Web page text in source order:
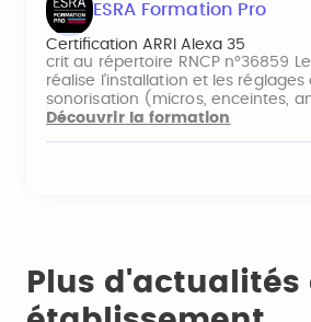
ESRA Formation Pro
Certification ARRI Alexa 35
crit au répertoire RNCP n°36859
réalise l’installation et les
sonorisation (micros, enceintes,
Découvrir la formation
Plus d'actualités